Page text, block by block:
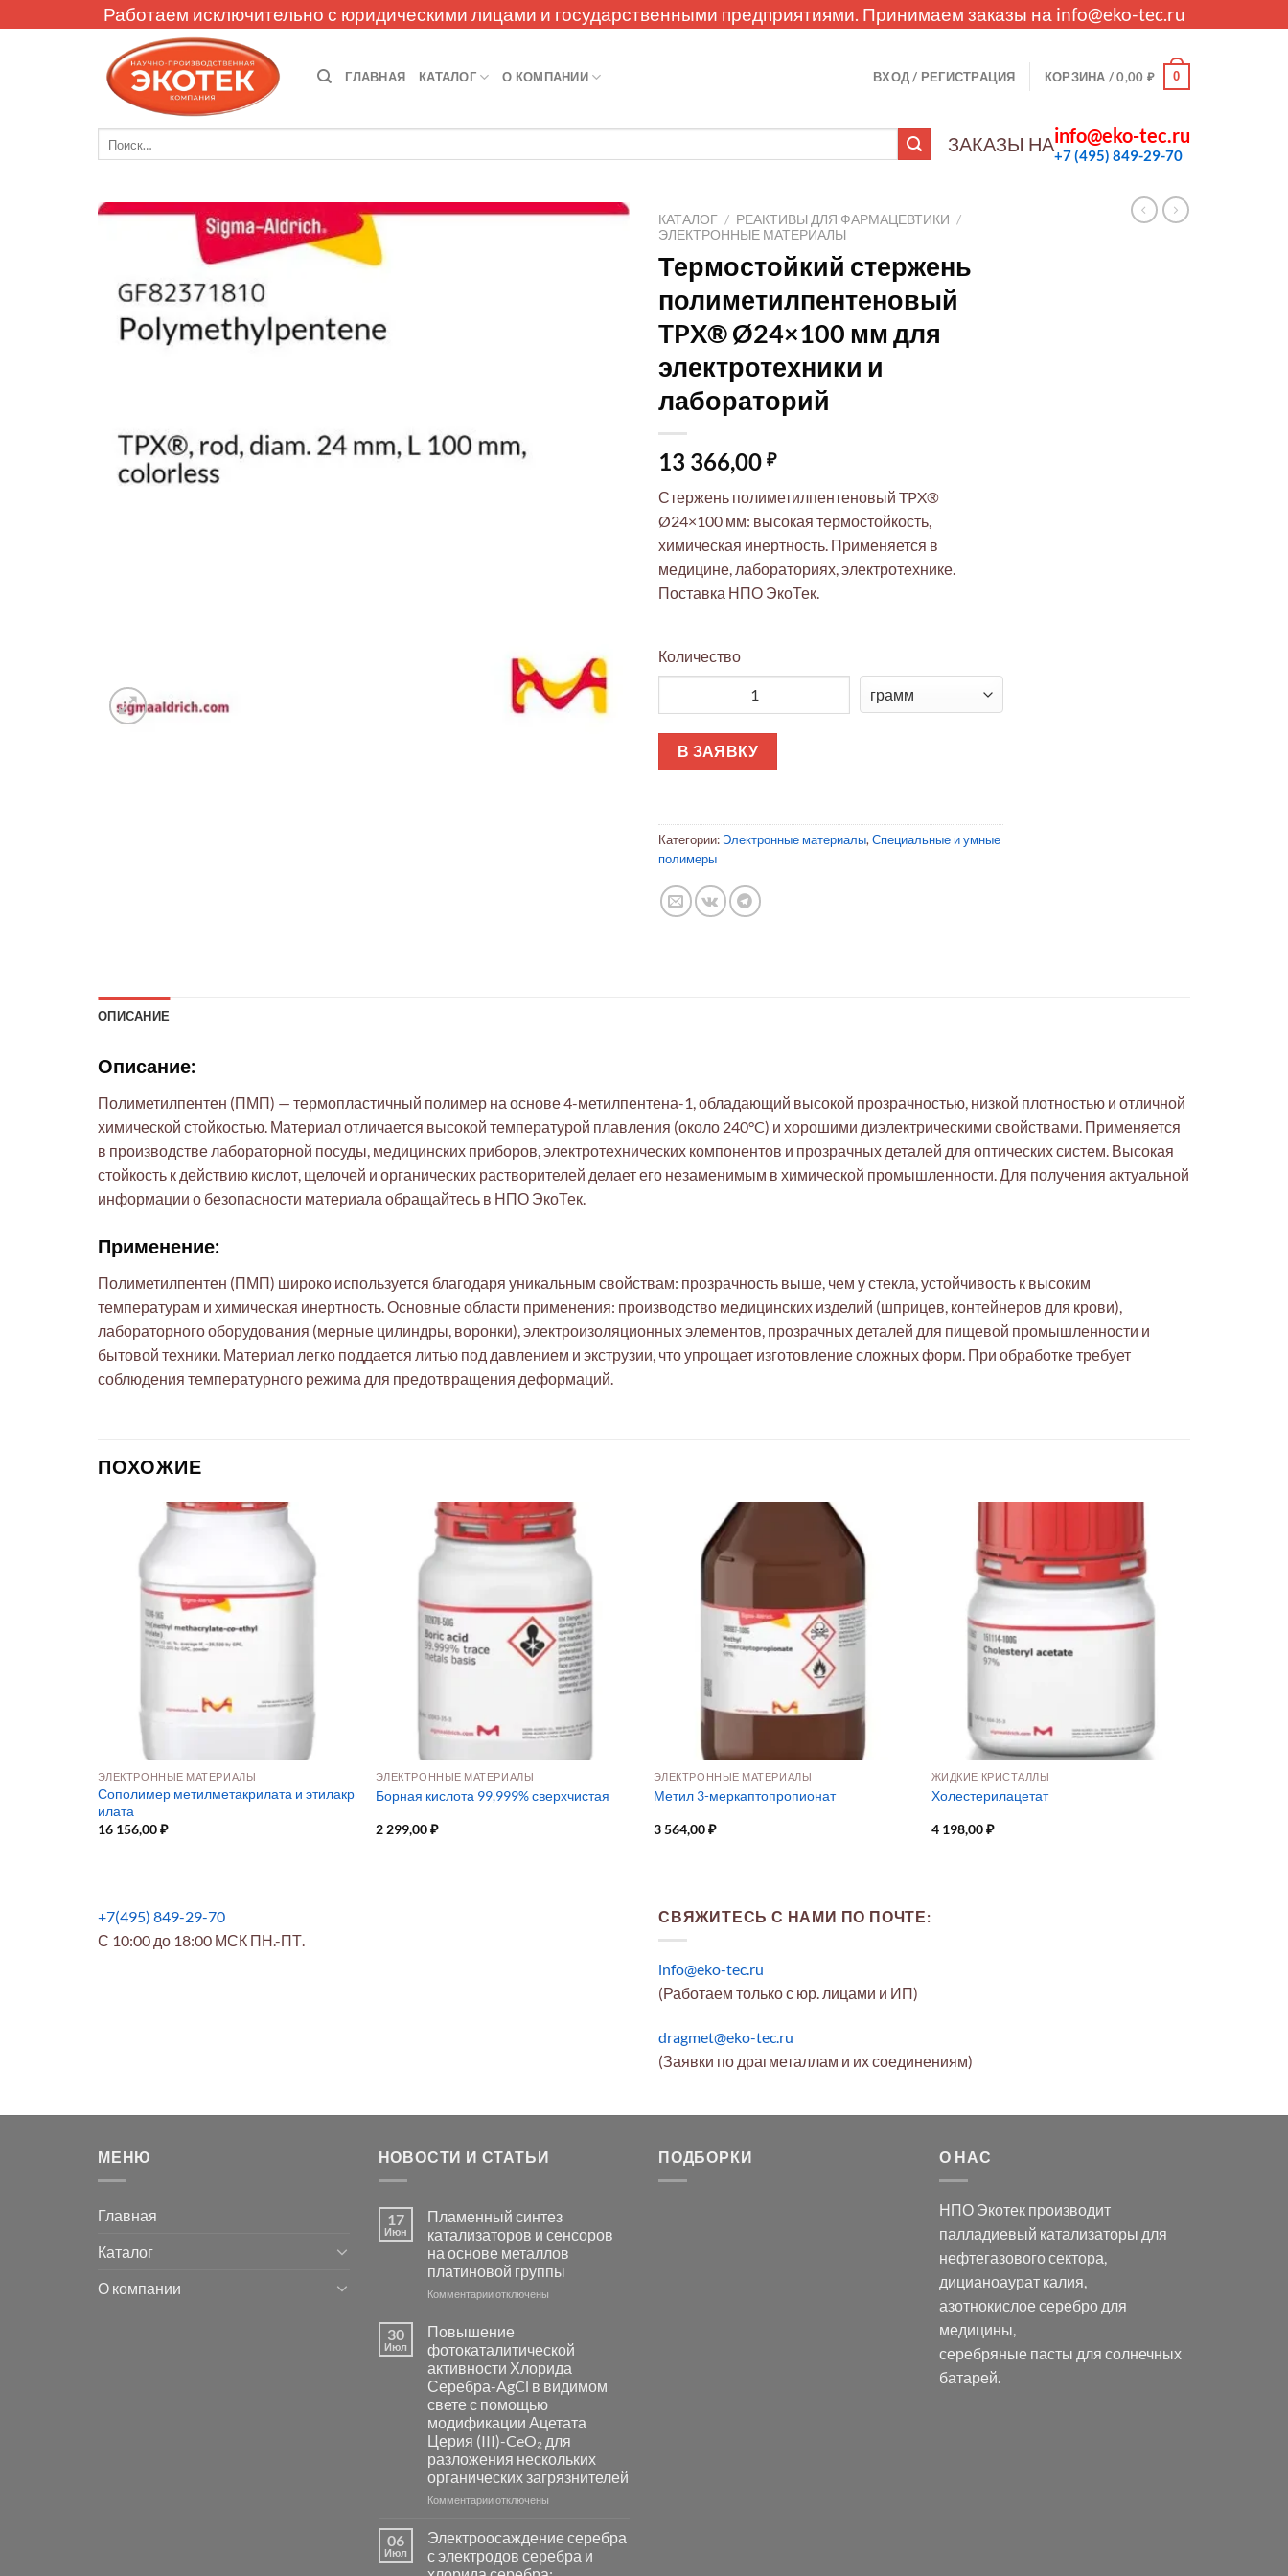
to
Работаем исключительно с юридическими лицами и государственными предприятиями. Принимаем заказы на info@eko-tec.ru
ГЛАВНАЯ КАТАЛОГ О КОМПАНИИ ВХОД / РЕГИСТРАЦИЯ КОРЗИНА /0,00 ₽ 0
ЗАКАЗЫ НАinfo@eko-tec.ru
+7 (495) 849-29-70
КАТАЛОГ / РЕАКТИВЫ ДЛЯ ФАРМАЦЕВТИКИ /
ЭЛЕКТРОННЫЕ МАТЕРИАЛЫ
Термостойкий стержень
полиметилпентеновый
TPX® Ø24×100 мм для
электротехники и
лабораторий
13 366,00 ₽
Стержень полиметилпентеновый TPX®
Ø24×100 мм: высокая термостойкость,
химическая инертность. Применяется в
медицине, лабораториях, электротехнике.
Поставка НПО ЭкоТек.
Количество
В ЗАЯВКУ
Категории: Электронные материалы, Специальные и умные
полимеры
ОПИСАНИЕ
Описание:
Полиметилпентен (ПМП) — термопластичный полимер на основе 4-метилпентена-1, обладающий высокой прозрачностью, низкой плотностью и отличной
химической стойкостью. Материал отличается высокой температурой плавления (около 240°C) и хорошими диэлектрическими свойствами. Применяется
в производстве лабораторной посуды, медицинских приборов, электротехнических компонентов и прозрачных деталей для оптических систем. Высокая
стойкость к действию кислот, щелочей и органических растворителей делает его незаменимым в химической промышленности. Для получения актуальной
информации о безопасности материала обращайтесь в НПО ЭкоТек.
Применение:
Полиметилпентен (ПМП) широко используется благодаря уникальным свойствам: прозрачность выше, чем у стекла, устойчивость к высоким
температурам и химическая инертность. Основные области применения: производство медицинских изделий (шприцев, контейнеров для крови),
лабораторного оборудования (мерные цилиндры, воронки), электроизоляционных элементов, прозрачных деталей для пищевой промышленности и
бытовой техники. Материал легко поддается литью под давлением и экструзии, что упрощает изготовление сложных форм. При обработке требует
соблюдения температурного режима для предотвращения деформаций.
ПОХОЖИЕ
ЭЛЕКТРОННЫЕ МАТЕРИАЛЫ
Сополимер метилметакрилата и этилакр
илата
16 156,00₽
ЭЛЕКТРОННЫЕ МАТЕРИАЛЫ
Борная кислота 99,999% сверхчистая
2 299,00₽
ЭЛЕКТРОННЫЕ МАТЕРИАЛЫ
Метил 3-меркаптопропионат
3 564,00₽
ЖИДКИЕ КРИСТАЛЛЫ
Холестерилацетат
4 198,00₽
+7(495) 849-29-70
С 10:00 до 18:00 МСК ПН.-ПТ.
СВЯЖИТЕСЬ С НАМИ ПО ПОЧТЕ:
info@eko-tec.ru
(Работаем только с юр. лицами и ИП)
dragmet@eko-tec.ru
(Заявки по драгметаллам и их соединениям)
МЕНЮ
Главная
Каталог
О компании
НОВОСТИ И СТАТЬИ
17
Июн
Пламенный синтез
катализаторов и сенсоров
на основе металлов
платиновой группы
Комментариик
синтез
катализаторов
и
сенсоров
на
основе
металлов
платиновой
группы
отключены
30
Июл
Повышение
фотокаталитической
активности Хлорида
Серебра-AgCl в видимом
свете с помощью
модификации Ацетата
Церия (III)-CeO₂ для
разложения нескольких
органических загрязнителей
Комментариик
фотокаталитической
активности
отключены
06
Июл
Электроосаждение серебра
с электродов серебра и
ПОДБОРКИ О НАС
НПО Экотек производит
палладиевый катализаторы для
нефтегазового сектора,
дицианоаурат калия,
азотнокислое серебродля
медицины,
серебряные пасты для солнечных
батарей.